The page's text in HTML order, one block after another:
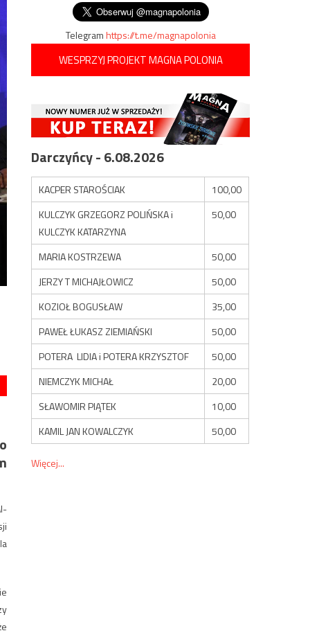
Telegramhttps://t.me/magnapolonia
WESPRZYJ PROJEKT MAGNA POLONIA
Darczyńcy - 6.08.2026
KACPER STAROŚCIAK
100,00
KULCZYK GRZEGORZ POLIŃSKA i
KULCZYK KATARZYNA
50,00
MARIA KOSTRZEWA
50,00
JERZY T MICHAJŁOWICZ
50,00
KOZIOŁ BOGUSŁAW
35,00
PAWEŁ ŁUKASZ ZIEMIAŃSKI
50,00
POTERA LIDIA i POTERA KRZYSZTOF
50,00
NIEMCZYK MICHAŁ
20,00
SŁAWOMIR PIĄTEK
10,00
KAMIL JAN KOWALCZYK
50,00
Więcej...